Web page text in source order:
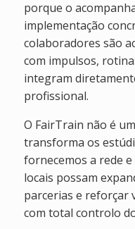
porque o
implementação
colaboradores são
com impulsos,
integram
profissional.
O FairTrain não é
transforma os
fornecemos a rede
locais possam
parcerias e reforçar
com total controlo